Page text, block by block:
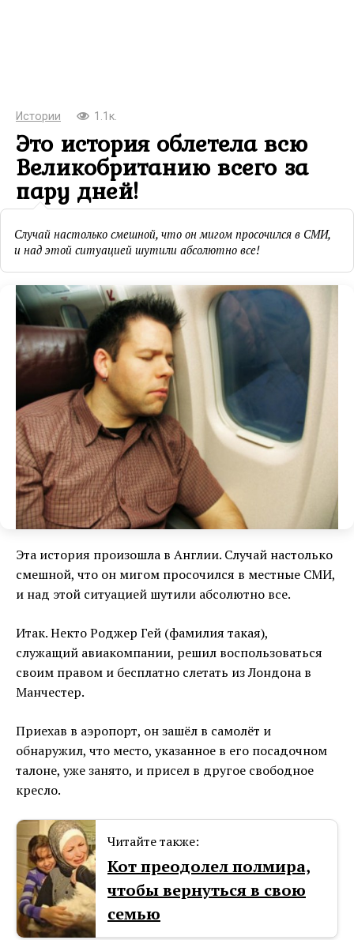
Истории 1.1к.
Это история облетела всю
Великобританию всего за
пару дней!
Случай настолько смешной, что он мигом просочился в СМИ,
и над этой ситуацией шутили абсолютно все!
Эта история произошла в Англии. Случай настолько
смешной, что он мигом просочился в местные СМИ,
и над этой ситуацией шутили абсолютно все.
Итак. Некто Роджер Гей (фамилия такая),
служащий авиакомпании, решил воспользоваться
своим правом и бесплатно слетать из Лондона в
Манчестер.
Приехав в аэропорт, он зашёл в самолёт и
обнаружил, что место, указанное в его посадочном
талоне, уже занято, и присел в другое свободное
кресло.
Читайте также:
Кот преодолел полмира,
чтобы вернуться в свою
семью